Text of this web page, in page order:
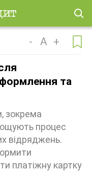
- A +
та
зокрема
процес
відряджень.
платіжну картку